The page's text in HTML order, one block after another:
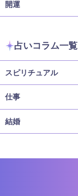
開運
占いコラム一覧
スピリチュアル
仕事
結婚